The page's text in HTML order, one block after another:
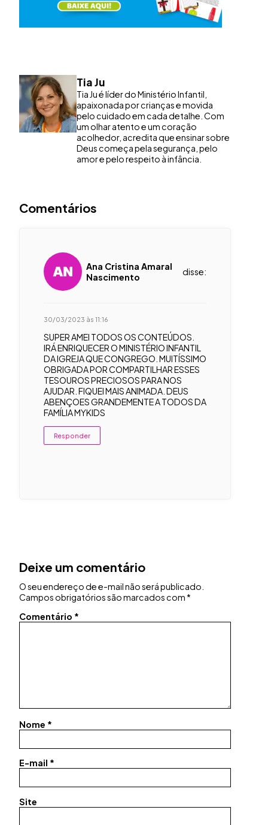
Tia Ju
Tia Ju é líder do Ministério Infantil,
apaixonada por crianças e movida
pelo cuidado em cada detalhe. Com
um olhar atento e um coração
acolhedor, acredita que ensinar sobre
Deus começa pela segurança, pelo
amor e pelo respeito à infância.
Comentários
Ana Cristina Amaral
Nascimento
disse:
30/03/2023 às 11:16
SUPER AMEI TODOS OS CONTEÚDOS.
IRÁ ENRIQUECER O MINISTÉRIO INFANTIL
DA IGREJA QUE CONGREGO. MUITÍSSIMO
OBRIGADA POR COMPARTILHAR ESSES
TESOUROS PRECIOSOS PARA NOS
AJUDAR. FIQUEI MAIS ANIMADA. DEUS
ABENÇOES GRANDEMENTE A TODOS DA
FAMÍLIA MYKIDS
Responder
Deixe um comentário
O seu endereço de e-mail não será publicado.
Campos obrigatórios são marcados com*
Comentário *
Nome *
E-mail *
Site